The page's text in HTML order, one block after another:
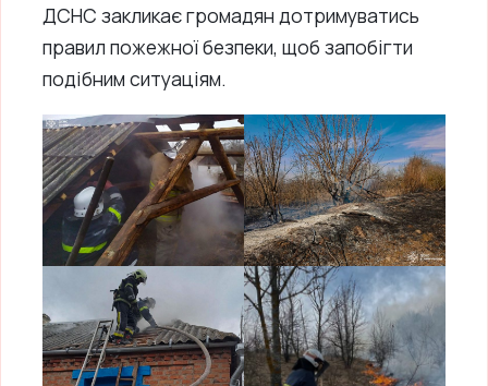
ДСНС закликає громадян дотримуватись
правил пожежної безпеки, щоб запобігти
подібним ситуаціям.